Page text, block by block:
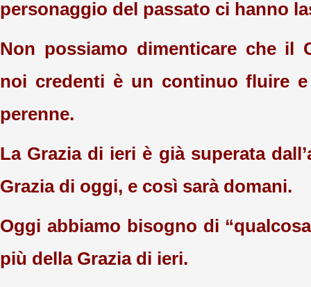
personaggio del passato ci hanno
Non possiamo dimenticare che il
noi credenti è un continuo fluire
perenne.
La Grazia di ieri è già superata
Grazia di oggi, e così sarà domani.
Oggi abbiamo bisogno di
più della Grazia di ieri.